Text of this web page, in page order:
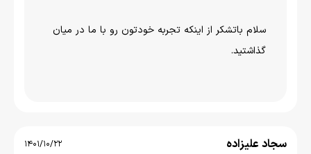
سلام باتشکر از اینکه تجربه خودتون رو با ما در میان
گذاشتید.
سجاد علیزاده 1401/10/22